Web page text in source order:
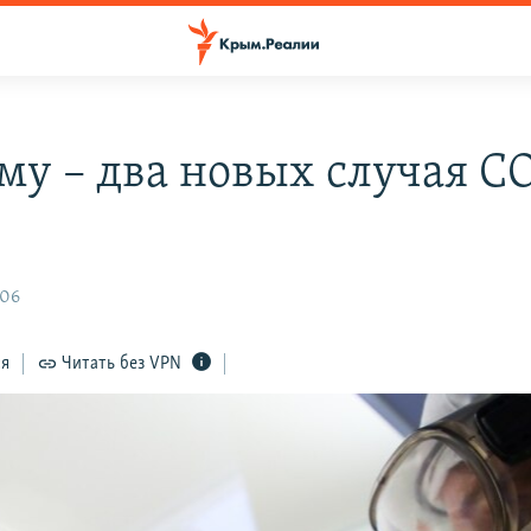
– два новых случая
Читать без VPN